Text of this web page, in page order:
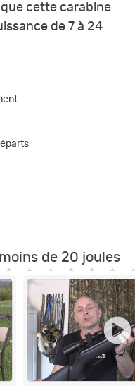
cette carabine
de 7 à 24
de 20 joules